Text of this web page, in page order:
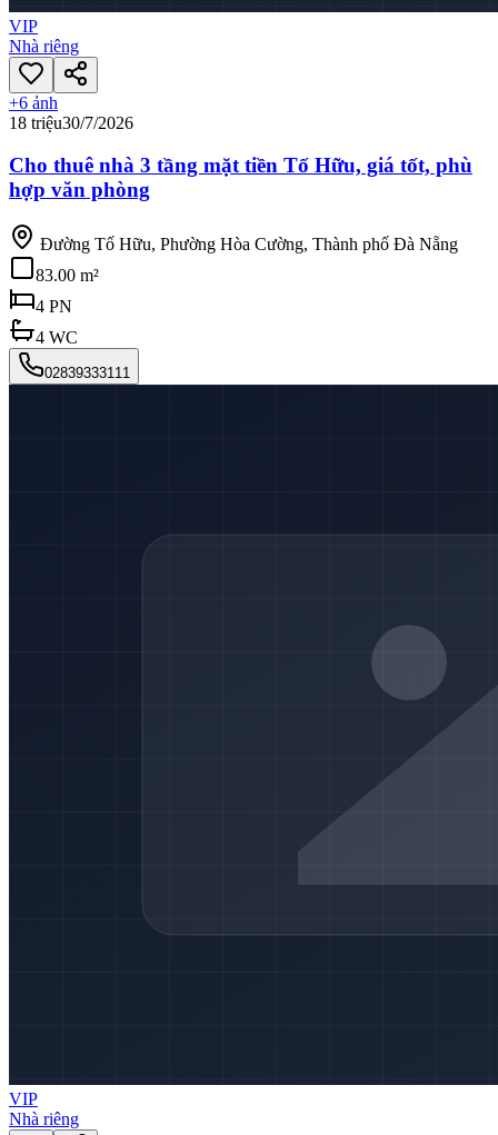
VIP
Nhà riêng
+6 ảnh
18 triệu30/7/2026
Cho thuê nhà 3 tầng mặt tiền Tố Hữu, giá tốt, phù
hợp văn phòng
Đường Tố Hữu, Phường Hòa Cường, Thành phố Đà Nẵng
83.00 m²
4 PN
4 WC
02839333111
VIP
Nhà riêng